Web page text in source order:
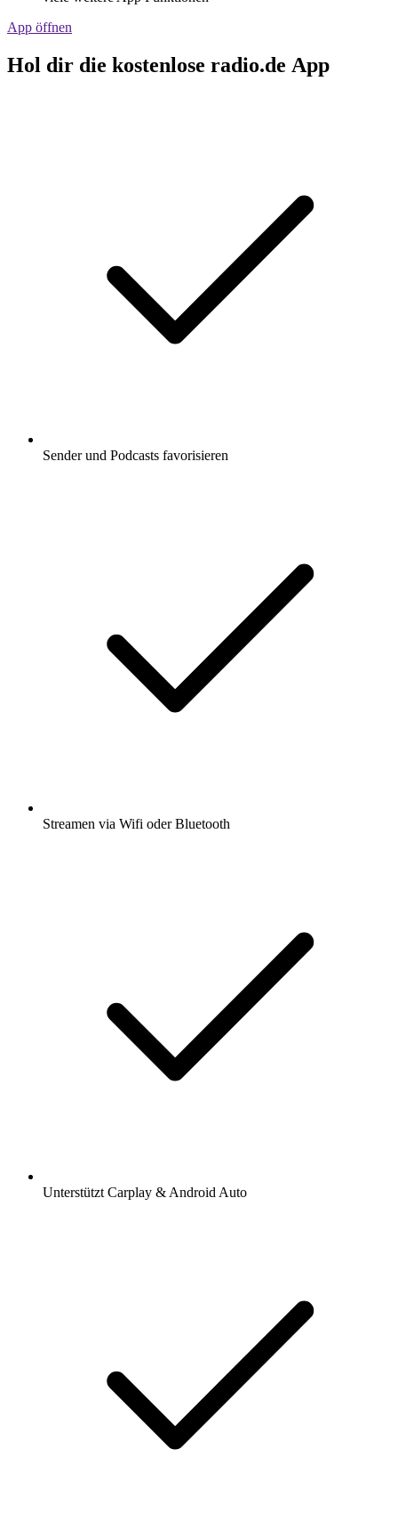
App öffnen
Hol dir die kostenlose radio.de App
Sender und Podcasts favorisieren
Streamen via Wifi oder Bluetooth
Unterstützt Carplay & Android Auto